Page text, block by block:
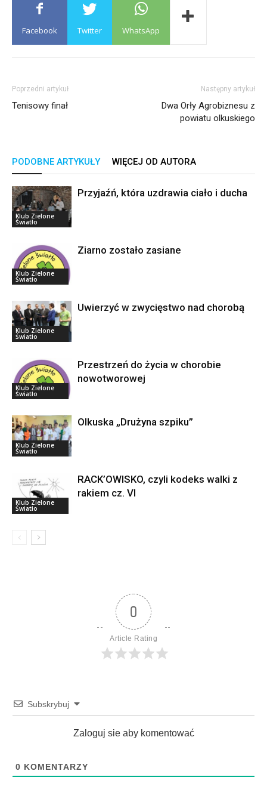
Facebook Twitter WhatsApp
Poprzedni artykuł
Tenisowy finał
Następny artykuł
Dwa Orły Agrobiznesu z
powiatu olkuskiego
PODOBNE ARTYKUŁY WIĘCEJ OD AUTORA
Klub Zielone
Światło
Przyjaźń, która uzdrawia ciało i ducha
Klub Zielone
Światło
Ziarno zostało zasiane
Klub Zielone
Światło
Uwierzyć w zwycięstwo nad chorobą
Klub Zielone
Światło
Przestrzeń do życia w chorobie
nowotworowej
Klub Zielone
Światło
Olkuska „Drużyna szpiku”
Klub Zielone
Światło
RACK’OWISKO, czyli kodeks walki z
rakiem cz. VI
0
Article Rating
Subskrybuj
Zaloguj sie aby komentować
0 KOMENTARZY